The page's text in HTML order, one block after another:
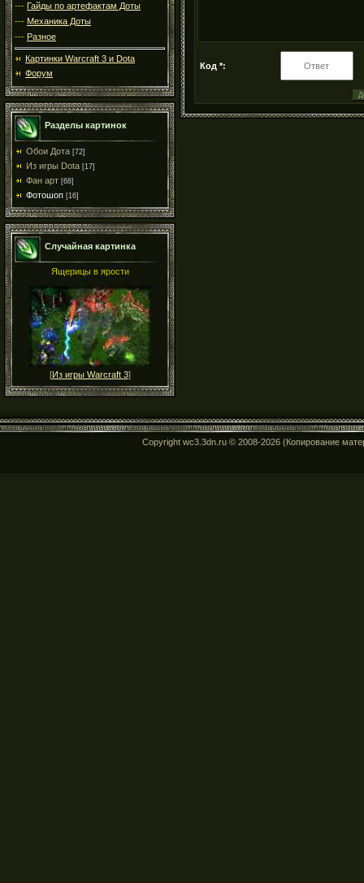
--- Гайды по артефактам Доты
--- Механика Доты
--- Разное
Картинки Warcraft 3 и Dota
Форум
Разделы картинок
Обои Дота [72]
Из игры Dota [17]
Фан арт [68]
Фотошоп [16]
Случайная картинка
Ящерицы в ярости
[Из игры Warcraft 3]
Код *:
Copyright wc3.3dn.ru © 2008-2026 (Копирование